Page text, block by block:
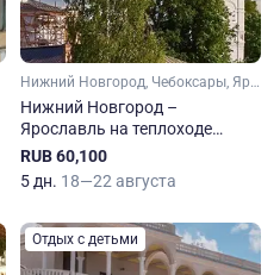
Нижний Новгород, Чебоксары, Ярославль, Городец
Нижний Новгород –
Ярославль на теплоходе
Зосима Шашков
RUB 60,100
5 дн. 18—22 августа
Отдых с детьми